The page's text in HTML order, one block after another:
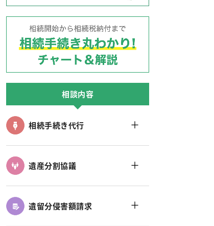
相談内容
相続手続き代行 ＋
遺産分割協議 ＋
遺留分侵害額請求 ＋